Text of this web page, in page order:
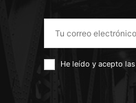
He leído y acepto las